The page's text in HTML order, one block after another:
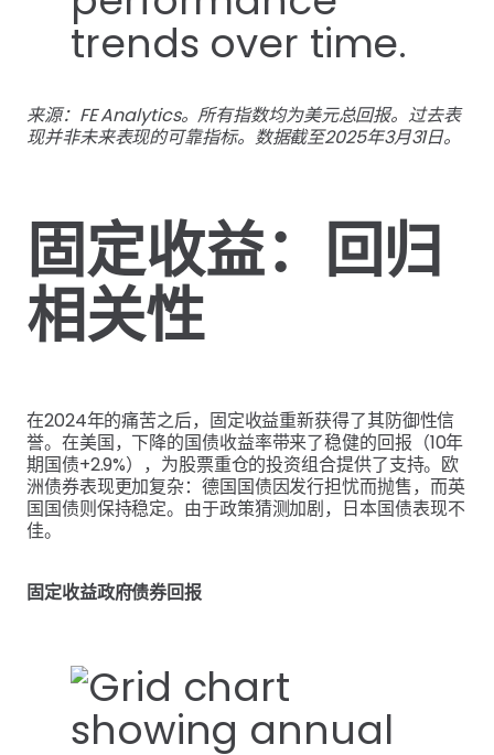
来源：FE Analytics。所有指数均为美元总回报。过去表
现并非未来表现的可靠指标。数据截至2025年3月31日。
固定收益：回归
相关性
在2024年的痛苦之后，固定收益重新获得了其防御性信
誉。在美国，下降的国债收益率带来了稳健的回报（10年
期国债+2.9%），为股票重仓的投资组合提供了支持。欧
洲债券表现更加复杂：德国国债因发行担忧而抛售，而英
国国债则保持稳定。由于政策猜测加剧，日本国债表现不
佳。
固定收益政府债券回报